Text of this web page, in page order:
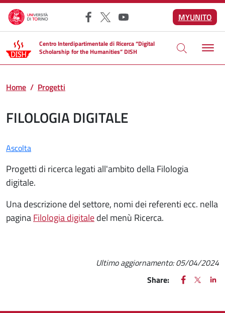
Salta al contenuto principale
Facebook
X YouTube
MYUNITO
Centro Interdipartimentale di Ricerca “Digital
Scholarship for the Humanities” DISH
Home Progetti
FILOLOGIA DIGITALE
Ascolta
Progetti di ricerca legati all'ambito della Filologia
digitale.
Una descrizione del settore, nomi dei referenti ecc. nella
paginaFilologia digitaledel menù Ricerca.
Ultimo aggiornamento:05/04/2024
Share:
FACEBOOK
(apre una
X
(apre